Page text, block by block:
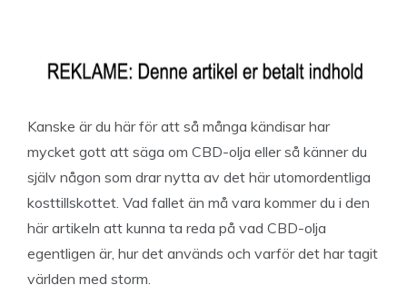
Kanske är du här för att så många kändisar har
mycket gott att säga om CBD-olja eller så känner du
själv någon som drar nytta av det här utomordentliga
kosttillskottet. Vad fallet än må vara kommer du i den
här artikeln att kunna ta reda på vad CBD-olja
egentligen är, hur det används och varför det har tagit
världen med storm.